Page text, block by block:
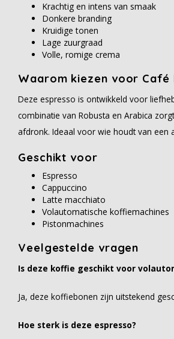
Krachtig en intens van smaak
Donkere branding
Kruidige tonen
Lage zuurgraad
Volle, romige crema
Waarom kiezen voor Café
Deze espresso is ontwikkeld voor
combinatie van Robusta en Arabica
afdronk. Ideaal voor wie houdt van een
Geschikt voor
Espresso
Cappuccino
Latte macchiato
Volautomatische koffiemachines
Pistonmachines
Veelgestelde vragen
Is deze koffie geschikt voor
Ja, deze koffiebonen zijn uitstekend
Hoe sterk is deze espresso?